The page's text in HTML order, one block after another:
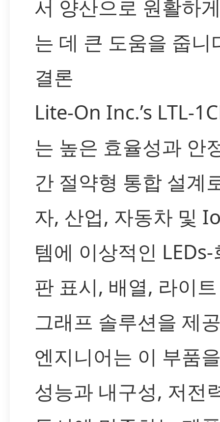
서 양산으로 원활하
는 데 큰 도움을 줍니
결론
Lite-On Inc.’s LTL-
는 높은 효율성과 안
간 절약형 통합 설계
자, 산업, 자동차 및
템에 이상적인
판 표시, 배열, 라이
그래프 솔루션을 제
엔지니어는 이 부품
성능과 내구성, 저전